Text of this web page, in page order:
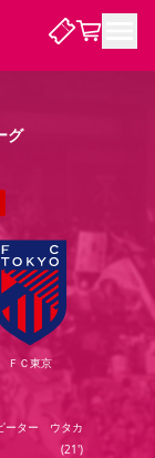
ス
レディース
方法
団体チケット
公式アプリ
グ
ＦＣ東京
ーター ウタカ
(21')